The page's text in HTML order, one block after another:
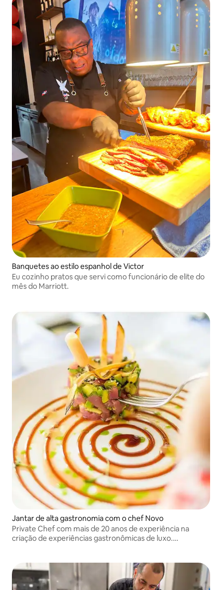
Banquetes ao estilo espanhol de Victor
Eu cozinho pratos que servi como funcionário de elite do
mês do Marriott.
Jantar de alta gastronomia com o chef Novo
Private Chef com mais de 20 anos de experiência na
criação de experiências gastronômicas de luxo.
com qualidade de restaurante.